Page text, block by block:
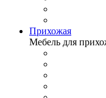
Прихожая
Мебель для